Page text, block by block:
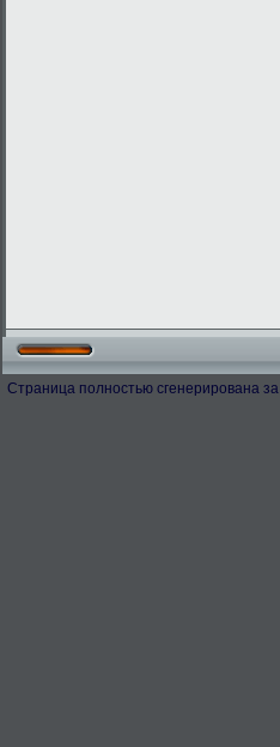
Страница полностью сгенерирована за